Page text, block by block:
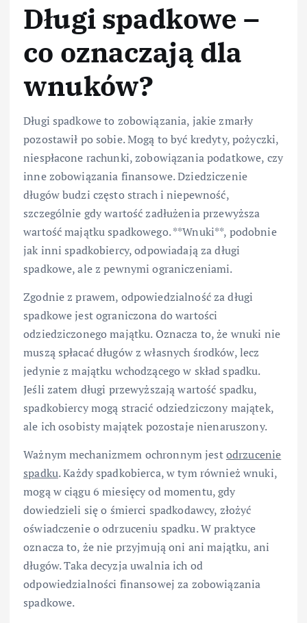
Długi spadkowe –
co oznaczają dla
wnuków?
Długi spadkowe to zobowiązania, jakie zmarły
pozostawił po sobie. Mogą to być kredyty, pożyczki,
niespłacone rachunki, zobowiązania podatkowe, czy
inne zobowiązania finansowe. Dziedziczenie
długów budzi często strach i niepewność,
szczególnie gdy wartość zadłużenia przewyższa
wartość majątku spadkowego. **Wnuki**, podobnie
jak inni spadkobiercy, odpowiadają za długi
spadkowe, ale z pewnymi ograniczeniami.
Zgodnie z prawem, odpowiedzialność za długi
spadkowe jest ograniczona do wartości
odziedziczonego majątku. Oznacza to, że wnuki nie
muszą spłacać długów z własnych środków, lecz
jedynie z majątku wchodzącego w skład spadku.
Jeśli zatem długi przewyższają wartość spadku,
spadkobiercy mogą stracić odziedziczony majątek,
ale ich osobisty majątek pozostaje nienaruszony.
Ważnym mechanizmem ochronnym jestodrzucenie
spadku. Każdy spadkobierca, w tym również wnuki,
mogą w ciągu 6 miesięcy od momentu, gdy
dowiedzieli się o śmierci spadkodawcy, złożyć
oświadczenie o odrzuceniu spadku. W praktyce
oznacza to, że nie przyjmują oni ani majątku, ani
długów. Taka decyzja uwalnia ich od
odpowiedzialności finansowej za zobowiązania
spadkowe.